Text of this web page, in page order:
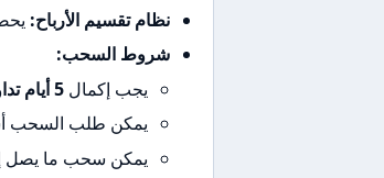
نظام تقسيم الأرباح:
شروط السحب:
يجب إكمال5 أيام تداول رابحة
يمكن طلب السحب
يمكن سحب ما يصل إلى 50% من الرصيد أو مبالغ محددة (مثل 5,000$) طالما تم